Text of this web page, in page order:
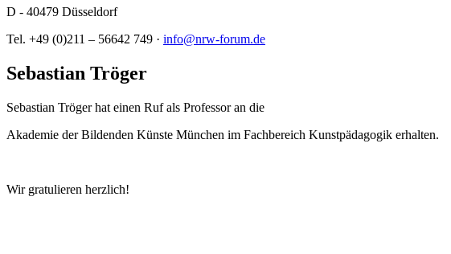
D - 40479 Düsseldorf
Tel. +49 (0)211 – 56642 749 · info@nrw-forum.de
Sebastian Tröger
Sebastian Tröger hat einen Ruf als Professor an die
Akademie der Bildenden Künste München im Fachbereich Kunstpädagogik erhalten.
Wir gratulieren herzlich!